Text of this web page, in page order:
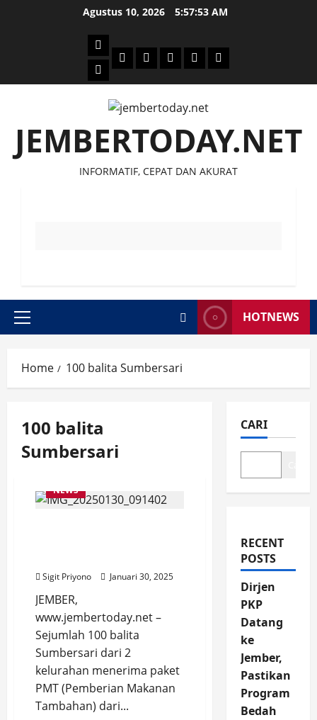
Agustus 10, 2026 5:57:54 AM
Beranda
News
PolitikOtomotifEkonomiSosialtentang
JEMBERTODAY.NET
INFORMATIF, CEPAT DAN AKURAT
Primary
HOTNEWS
Home 100 balita Sumbersari
100 balita
Sumbersari
NEWS
Sigit Priyono Januari 30, 2025
JEMBER,
www.jembertoday.net –
Sejumlah 100 balita
Sumbersari dari 2
kelurahan menerima paket
PMT (Pemberian Makanan
Tambahan) dari...
CARI
RECENT
POSTS
Dirjen
PKP
Datang
ke
Jember,
Pastikan
Program
Bedah